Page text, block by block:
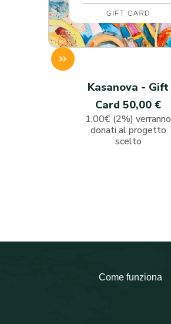
Kasanova - Gift
Card 50,00 €
1.00€ (2%) verranno
donati al progetto
scelto
Come funziona